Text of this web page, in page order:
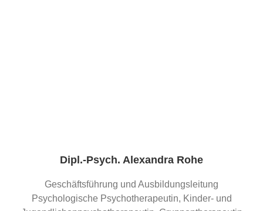
Dipl.-Psych. Alexandra Rohe
Geschäftsführung und Ausbildungsleitung
Psychologische Psychotherapeutin, Kinder- und